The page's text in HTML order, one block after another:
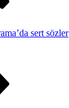
sert sözler